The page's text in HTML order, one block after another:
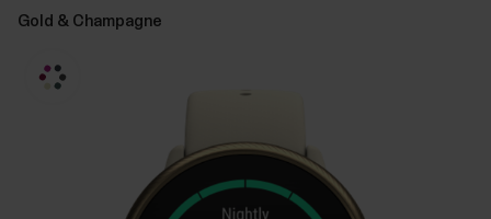
Gold & Champagne